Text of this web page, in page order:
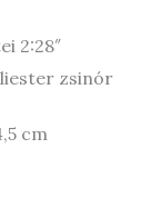
2:28″
zsinór
cm